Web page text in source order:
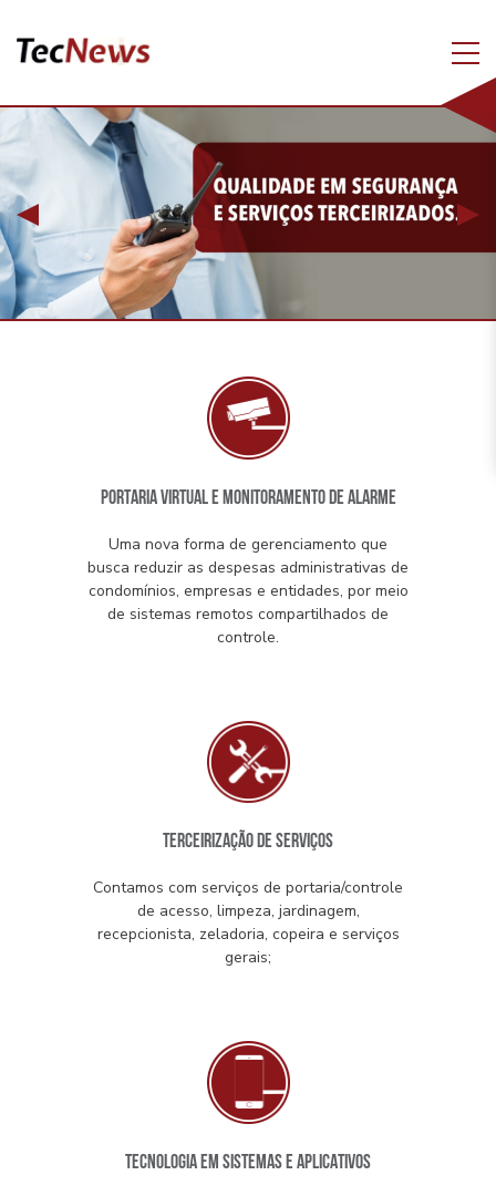
PORTARIA VIRTUAL E MONITORAMENTO DE ALARME
Uma nova forma de gerenciamento que
busca reduzir as despesas administrativas de
condomínios, empresas e entidades, por meio
de sistemas remotos compartilhados de
controle.
TERCEIRIZAÇÃO DE SERVIÇOS
Contamos com serviços de portaria/controle
de acesso, limpeza, jardinagem,
recepcionista, zeladoria, copeira e serviços
gerais;
TECNOLOGIA EM SISTEMAS E APLICATIVOS